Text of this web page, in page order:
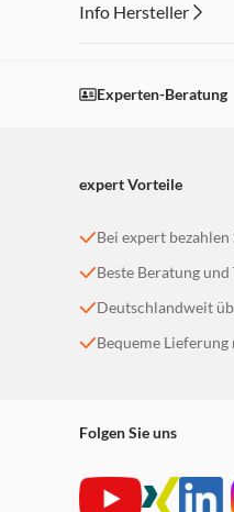
Info Hersteller
Einstellungen
Experten-Beratung
expert Vorteile
Bei expert
Beste Beratung und
Deutschlandweit
Bequeme Lieferung
Folgen Sie uns